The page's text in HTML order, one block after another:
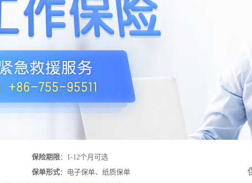
保险期限：1-12个月可选
保单形式：电子保单、纸质保单